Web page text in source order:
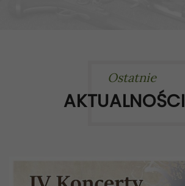
Ostatnie
AKTUALNOŚCI